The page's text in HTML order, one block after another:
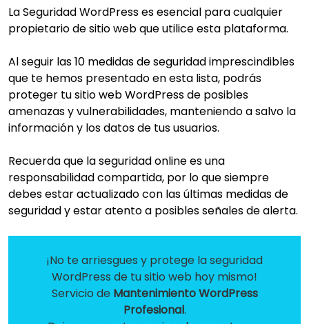
La Seguridad WordPress es esencial para cualquier
propietario de sitio web que utilice esta plataforma.
Al seguir las 10 medidas de seguridad imprescindibles
que te hemos presentado en esta lista, podrás
proteger tu sitio web WordPress de posibles
amenazas y vulnerabilidades, manteniendo a salvo la
información y los datos de tus usuarios.
Recuerda que la seguridad online es una
responsabilidad compartida, por lo que siempre
debes estar actualizado con las últimas medidas de
seguridad y estar atento a posibles señales de alerta.
¡No te arriesgues y protege la seguridad
WordPress de tu sitio web hoy mismo!
Servicio de Mantenimiento WordPress
Profesional.